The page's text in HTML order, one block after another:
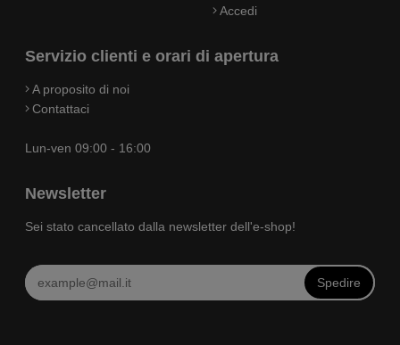
Accedi
Servizio clienti e orari di apertura
A proposito di noi
Contattaci
Lun-ven 09:00 - 16:00
Newsletter
Sei stato cancellato dalla newsletter dell'e-shop!
Spedire